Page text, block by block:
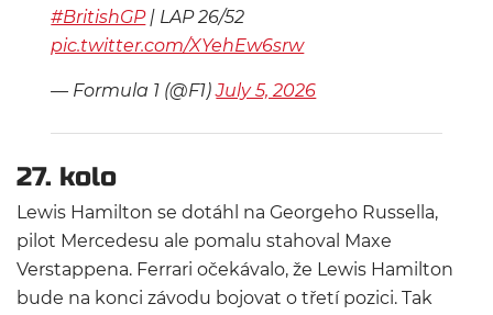
#BritishGP| LAP 26/52
pic.twitter.com/XYehEw6srw
— Formula 1 (@F1)July 5, 2026
27. kolo
Lewis Hamilton se dotáhl na Georgeho Russella,
pilot Mercedesu ale pomalu stahoval Maxe
Verstappena. Ferrari očekávalo, že Lewis Hamilton
bude na konci závodu bojovat o třetí pozici. Tak